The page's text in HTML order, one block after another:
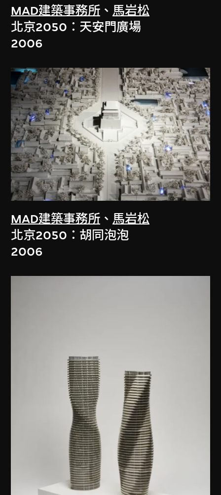
MAD建築事務所 、 馬岩松
北京2050：天安門廣場
2006
MAD建築事務所 、 馬岩松
北京2050：胡同泡泡
2006